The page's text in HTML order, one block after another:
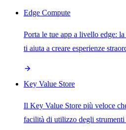
Edge Compute
Porta le tue app a livello edge:
ti aiuta a creare esperienze
Key Value Store
Il Key Value Store più veloce
facilità di utilizzo degli strumenti